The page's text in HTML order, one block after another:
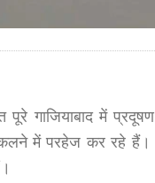
पूरे गाजियाबाद में
में परहेज कर रहे हैं।